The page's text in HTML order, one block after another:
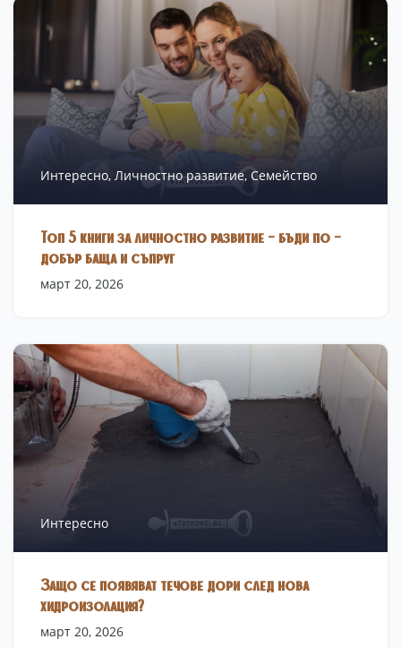
Интересно, Личностно развитие,Семейство
Топ 5 книги за личностно развитие – бъди по –
добър баща и съпруг
март 20, 2026
Интересно
Защо се появяват течове дори след нова
хидроизолация?
март 20, 2026